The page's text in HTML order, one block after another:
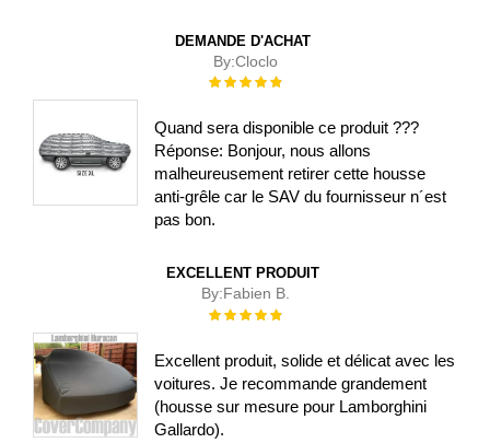
DEMANDE D'ACHAT
By:Cloclo
Évaluation :
Quand sera disponible ce produit ???
Réponse: Bonjour, nous allons
malheureusement retirer cette housse
anti-grêle car le SAV du fournisseur n´est
pas bon.
EXCELLENT PRODUIT
By:Fabien B.
Évaluation :
Excellent produit, solide et délicat avec les
voitures. Je recommande grandement
(housse sur mesure pour Lamborghini
Gallardo).